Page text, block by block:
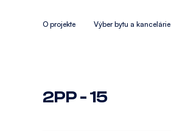
O projekte Výber bytu a kancelárie
2PP - 15